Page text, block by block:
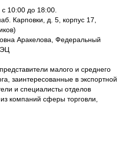
10:00 до 18:00.
Карповки, д. 5, корпус 17,
Аракелова, Федеральный
малого и среднего
заинтересованные в экспортной
и специалисты отделов
компаний сферы торговли,